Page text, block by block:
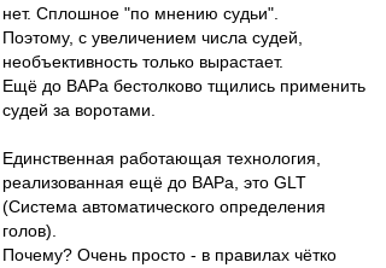
нет. Сплошное "по мнению судьи".
Поэтому, с увеличением числа судей,
необъективность только вырастает.
Ещё до ВАРа бестолково тщились применить
судей за воротами.
Единственная работающая технология,
реализованная ещё до ВАРа, это GLT
(Система автоматического определения
голов).
Почему? Очень просто - в правилах чётко